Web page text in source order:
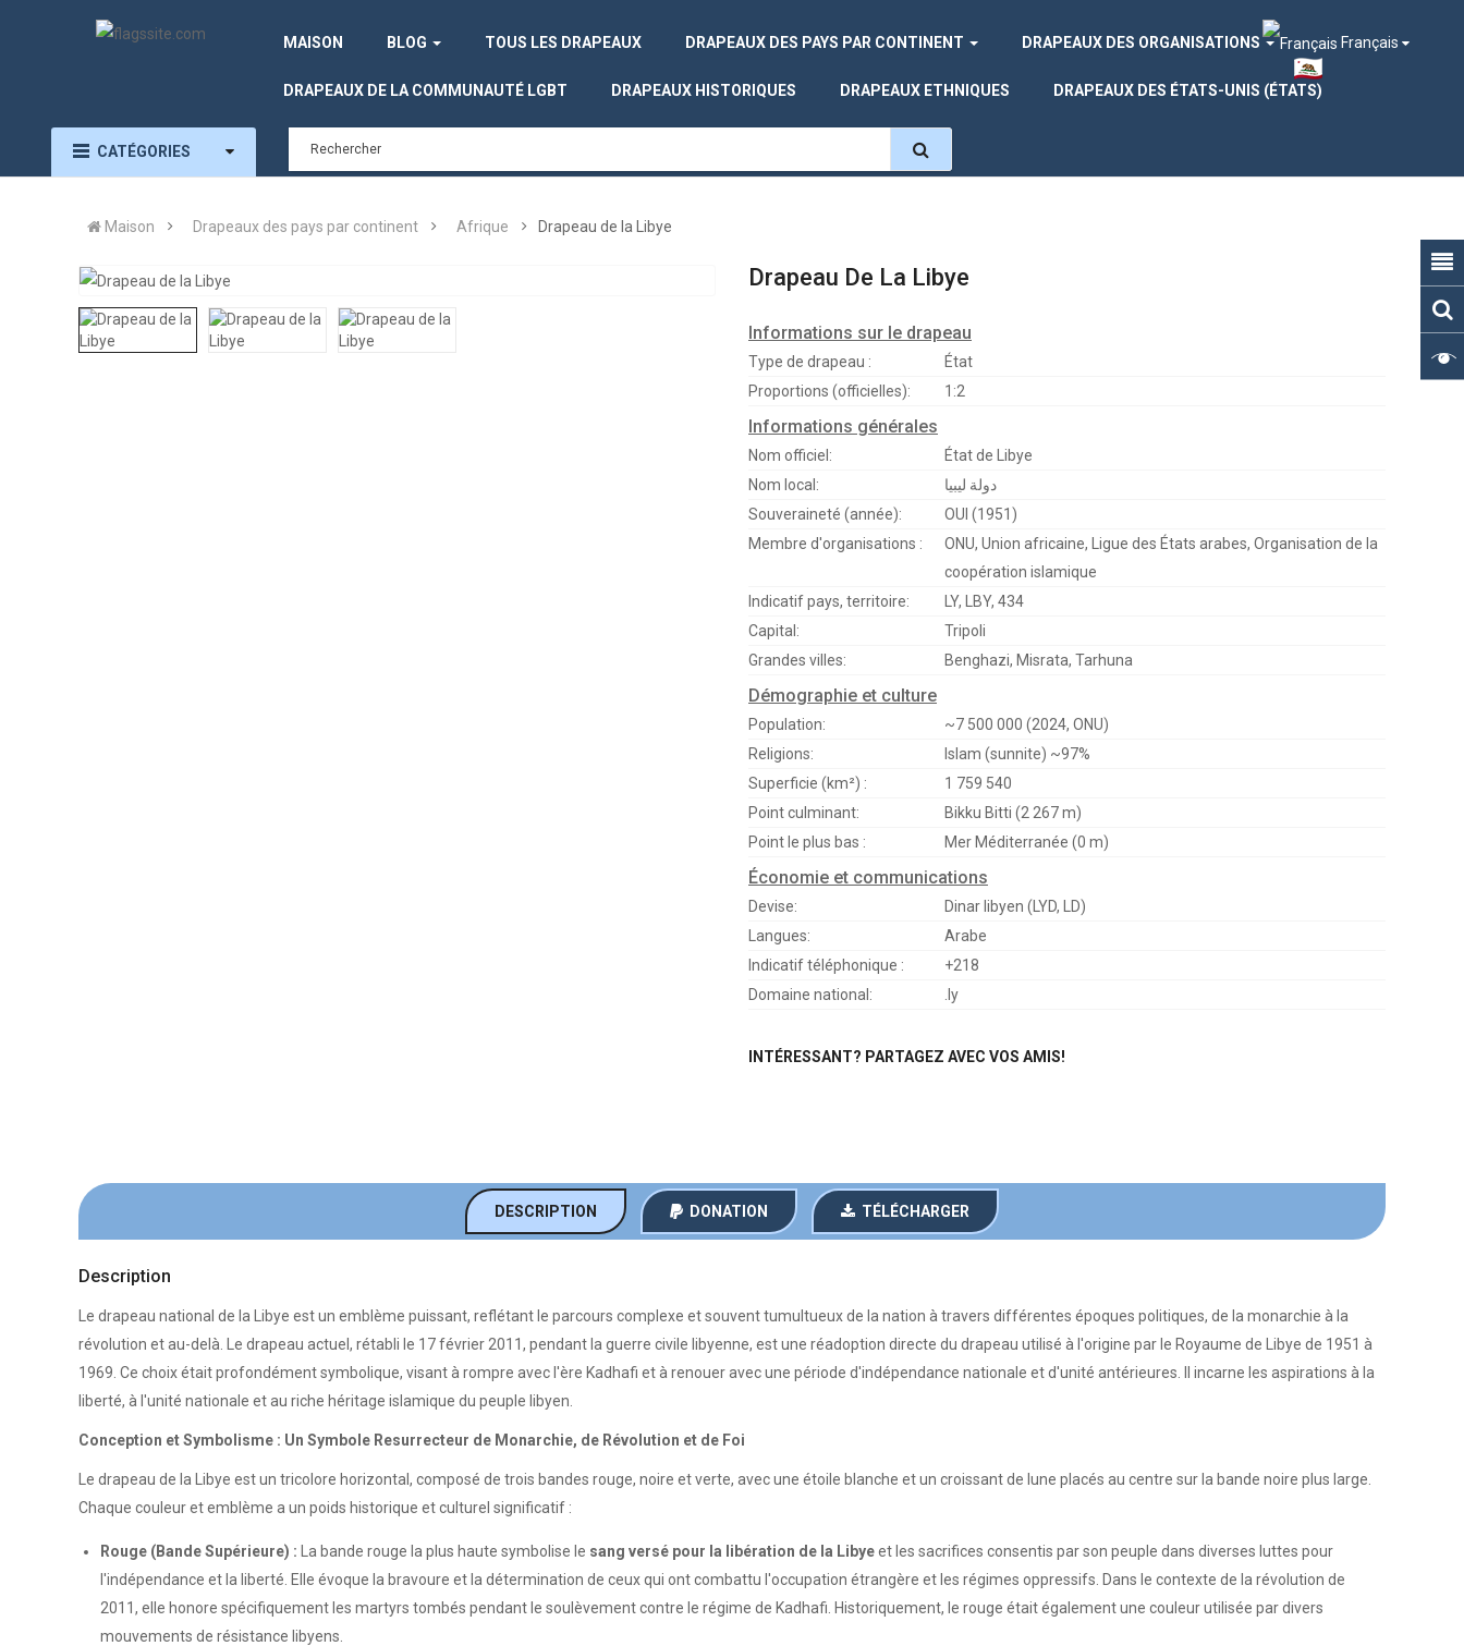
MAISON BLOG TOUS LES DRAPEAUX DRAPEAUX DES PAYS PAR CONTINENT DRAPEAUX DES ORGANISATIONS
DRAPEAUX DE LA COMMUNAUTÉ LGBT DRAPEAUX HISTORIQUES DRAPEAUX ETHNIQUES DRAPEAUX DES ÉTATS-UNIS (ÉTATS)
Français
CATÉGORIES
Maison Drapeaux des pays par continent Afrique Drapeau de la Libye
Drapeau De La Libye
Informations sur le drapeau
Type de drapeau :
État
Proportions (officielles):
1:2
Informations générales
Nom officiel:
État de Libye
Nom local:
دولة ليبيا
Souveraineté (année):
OUI (1951)
Membre d'organisations :
ONU, Union africaine, Ligue des États arabes, Organisation de la
coopération islamique
Indicatif pays, territoire:
LY, LBY, 434
Capital:
Tripoli
Grandes villes:
Benghazi, Misrata, Tarhuna
Démographie et culture
Population:
~7 500 000 (2024, ONU)
Religions:
Islam (sunnite) ~97%
Superficie (km²) :
1 759 540
Point culminant:
Bikku Bitti (2 267 m)
Point le plus bas :
Mer Méditerranée (0 m)
Économie et communications
Devise:
Dinar libyen (LYD, LD)
Langues:
Arabe
Indicatif téléphonique :
+218
Domaine national:
.ly
INTÉRESSANT? PARTAGEZ AVEC VOS AMIS!
DESCRIPTION DONATION TÉLÉCHARGER
Description
Le drapeau national de la Libye est un emblème puissant, reflétant le parcours complexe et souvent tumultueux de la nation à travers différentes époques politiques, de la monarchie à la
révolution et au-delà. Le drapeau actuel, rétabli le 17 février 2011, pendant la guerre civile libyenne, est une réadoption directe du drapeau utilisé à l'origine par le Royaume de Libye de 1951 à
1969. Ce choix était profondément symbolique, visant à rompre avec l'ère Kadhafi et à renouer avec une période d'indépendance nationale et d'unité antérieures. Il incarne les aspirations à la
liberté, à l'unité nationale et au riche héritage islamique du peuple libyen.
Conception et Symbolisme : Un Symbole Resurrecteur de Monarchie, de Révolution et de Foi
Le drapeau de la Libye est un tricolore horizontal, composé de trois bandes rouge, noire et verte, avec une étoile blanche et un croissant de lune placés au centre sur la bande noire plus large.
Chaque couleur et emblème a un poids historique et culturel significatif :
Rouge (Bande Supérieure) : La bande rouge la plus haute symbolise le sang versé pour la libération de la Libyeet les sacrifices consentis par son peuple dans diverses luttes pour
l'indépendance et la liberté. Elle évoque la bravoure et la détermination de ceux qui ont combattu l'occupation étrangère et les régimes oppressifs. Dans le contexte de la révolution de
2011, elle honore spécifiquement les martyrs tombés pendant le soulèvement contre le régime de Kadhafi. Historiquement, le rouge était également une couleur utilisée par divers
mouvements de résistance libyens.